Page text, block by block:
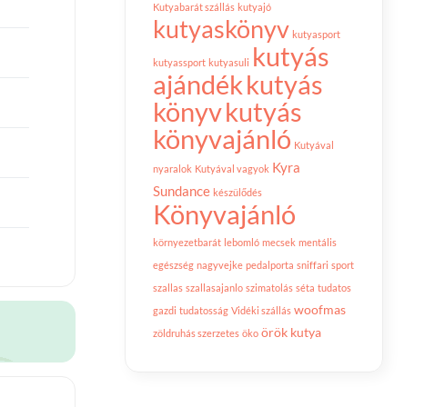
Kutyabarát szállás kutyajó
kutyaskönyv kutyasport
kutyassport kutyasuli kutyás
ajándékkutyás
könyvkutyás
könyvajánló Kutyával
nyaralok Kutyával vagyok Kyra
Sundance készülődés
Könyvajánló
környezetbarát lebomló mecsek mentális
egészség nagyvejke pedalporta sniffari sport
szallas szallasajanlo szimatolás séta tudatos
gazdi tudatosság Vidéki szállás woofmas
zöldruhás szerzetes öko örök kutya